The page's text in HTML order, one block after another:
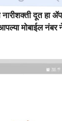
दूत हा
मोबाईल नंबर